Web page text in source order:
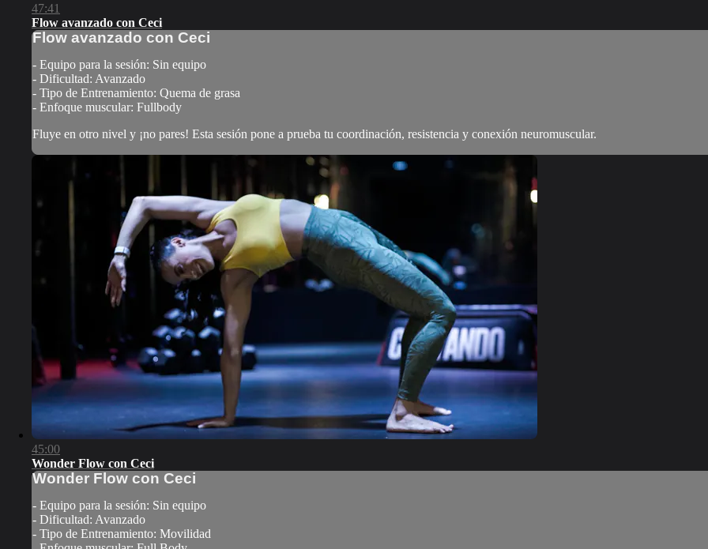
47:41
Flow avanzado con Ceci
Flow avanzado con Ceci
- Equipo para la sesión: Sin equipo
- Dificultad: Avanzado
- Tipo de Entrenamiento: Quema de grasa
- Enfoque muscular: Fullbody
Fluye en otro nivel y ¡no pares! Esta sesión pone a prueba tu coordinación, resistencia y conexión neuromuscular.
45:00
Wonder Flow con Ceci
Wonder Flow con Ceci
- Equipo para la sesión: Sin equipo
- Dificultad: Avanzado
- Tipo de Entrenamiento: Movilidad